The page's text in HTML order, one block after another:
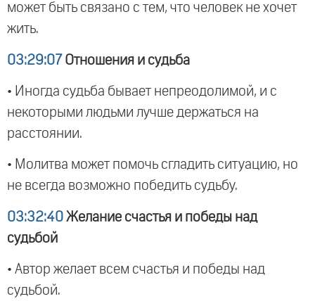
может быть связано с тем, что человек не хочет
жить.
03:29:07 Отношения и судьба
• Иногда судьба бывает непреодолимой, и с
некоторыми людьми лучше держаться на
расстоянии.
• Молитва может помочь сгладить ситуацию, но
не всегда возможно победить судьбу.
03:32:40 Желание счастья и победы над
судьбой
• Автор желает всем счастья и победы над
судьбой.